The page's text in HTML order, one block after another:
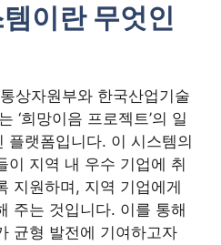
이란 무엇인
상자원부와 한국산업기술
‘희망이음 프로젝트’의 일
플랫폼입니다. 이 시스템의
이 지역 내 우수 기업에 취
지원하며, 지역 기업에게
주는 것입니다. 이를 통해
균형 발전에 기여하고자